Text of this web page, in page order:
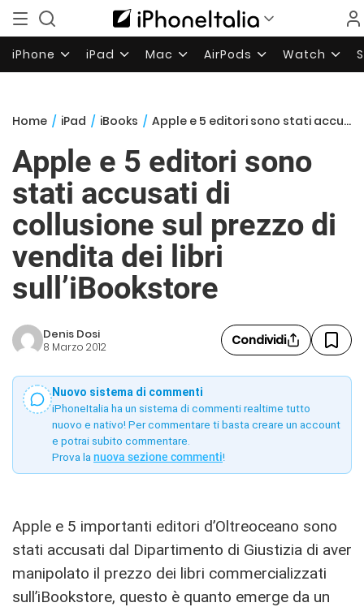
iPhone iPad Mac AirPods Watch
Home / iPad / iBooks / Apple e 5 editori sono stati accusati di collusione sul prezzo di vendita dei libri sull’iBookstore
Apple e 5 editori sono
stati accusati di
collusione sul prezzo di
vendita dei libri
sull’iBookstore
Denis Dosi
8 Marzo 2012 Condividi
Nuovo sistema di commenti
iPhoneItalia ha un sistema di commenti realtime tutto
nuovo e nativo! Per commentare ti basta creare un account
e potrai subito commentare.
Prova la nuova sezione commenti!
Apple e 5 importanti editori d’Oltreoceano sono
stati accusati dal Dipartimento di Giustizia di aver
manipolato il prezzo dei libri commercializzati
sull’iBookstore, questo è quanto emerge da un